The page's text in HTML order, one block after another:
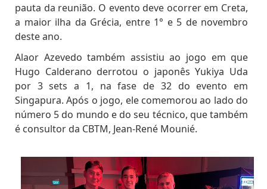
pauta da reunião. O evento deve ocorrer em Creta,
a maior ilha da Grécia, entre 1° e 5 de novembro
deste ano.
Alaor Azevedo também assistiu ao jogo em que
Hugo Calderano derrotou o japonês Yukiya Uda
por 3 sets a 1, na fase de 32 do evento em
Singapura. Após o jogo, ele comemorou ao lado do
número 5 do mundo e do seu técnico, que também
é consultor da CBTM, Jean-René Mounié.